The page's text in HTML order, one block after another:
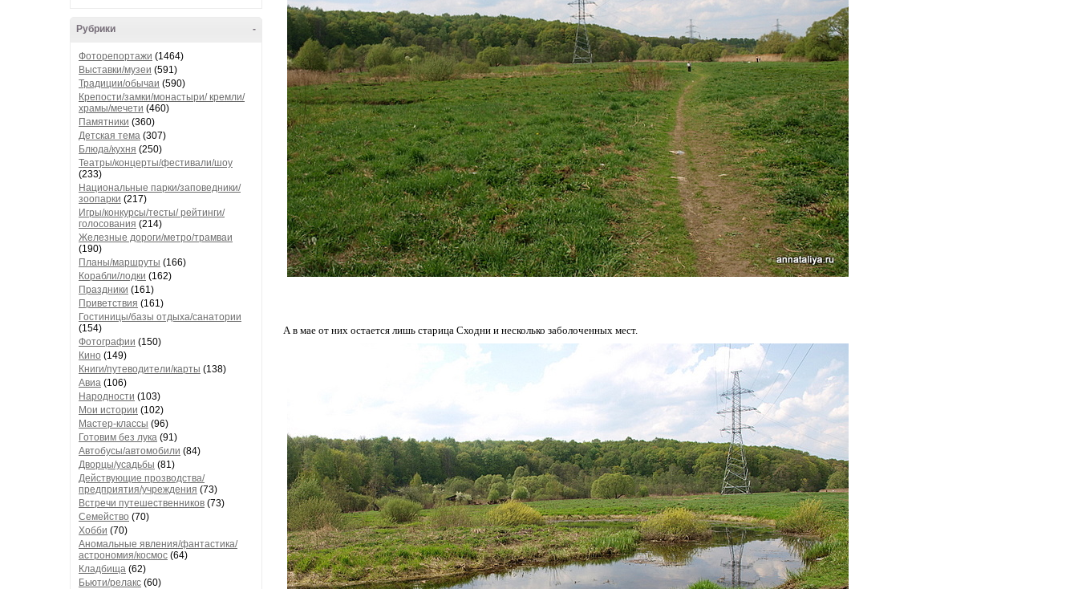
-
Рубрики
Фоторепортажи (1464)
Выставки/музеи (591)
Традиции/обычаи (590)
Крепости/замки/монастыри/ кремли/
храмы/мечети (460)
Памятники (360)
Детская тема (307)
Блюда/кухня (250)
Театры/концерты/фестивали/шоу
(233)
Национальные парки/заповедники/
зоопарки (217)
Игры/конкурсы/тесты/ рейтинги/
голосования (214)
Железные дороги/метро/трамваи
(190)
Планы/маршруты (166)
Корабли/лодки (162)
Праздники (161)
Приветствия (161)
Гостиницы/базы отдыха/санатории
(154)
Фотографии (150)
Кино (149)
Книги/путеводители/карты (138)
Авиа (106)
Народности (103)
Мои истории (102)
Мастер-классы (96)
Готовим без лука (91)
Автобусы/автомобили (84)
Дворцы/усадьбы (81)
Действующие прозводства/
предприятия/учреждения (73)
Встречи путешественников (73)
Семейство (70)
Хобби (70)
Аномальные явления/фантастика/
астрономия/космос (64)
Кладбища (62)
Бьюти/релакс (60)
А в мае от них остается лишь старица Сходни и несколько заболоченных мест.